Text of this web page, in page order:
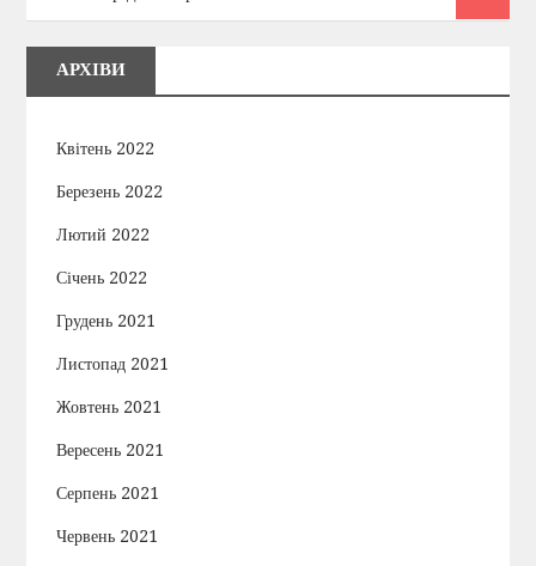
и
і
в
АРХІВИ
Квітень 2022
Березень 2022
Лютий 2022
Січень 2022
Грудень 2021
Листопад 2021
Жовтень 2021
Вересень 2021
Серпень 2021
Червень 2021